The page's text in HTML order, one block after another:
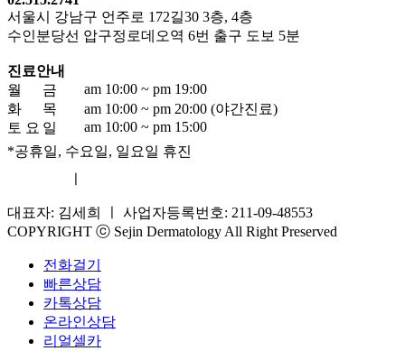
서울시 강남구 언주로 172길30 3층, 4층
수인분당선 압구정로데오역 6번 출구 도보 5분
진료안내
월
금
am 10:00 ~ pm 19:00
화
목
am 10:00 ~ pm 20:00 (야간진료)
토 요 일
am 10:00 ~ pm 15:00
*공휴일, 수요일, 일요일 휴진
대표자: 김세희 ㅣ 사업자등록번호: 211-09-48553
COPYRIGHT ⓒ Sejin Dermatology All Right Preserved
전화걸기
빠른상담
카톡상담
온라인상담
리얼셀카